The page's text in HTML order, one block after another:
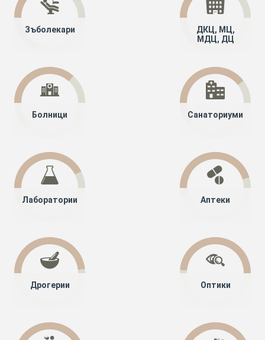
Зъболекари
ДКЦ, МЦ,
МДЦ, ДЦ
Болници Санаториуми
Лаборатории Аптеки
Дрогерии Оптики